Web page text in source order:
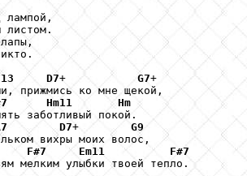
лампой,
листом.
13 D7+ G7+
прижмись ко мне щекой,
Hm11
Hm
заботливый покой.
D7+ G9
вихры моих волос,
F#7 Em11
F#7
мелким улыбки твоей тепло.